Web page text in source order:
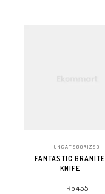
UNCATEGORIZED
FANTASTIC GRANITE
KNIFE
Rp455